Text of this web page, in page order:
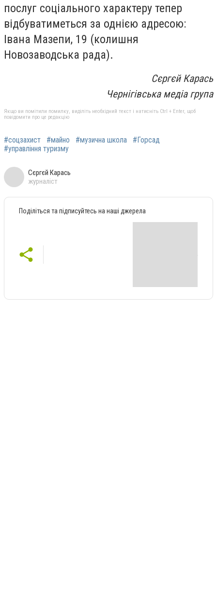
послуг соціального характеру тепер
відбуватиметься за однією адресою:
Івана Мазепи, 19 (колишня
Новозаводська рада).
Сєргєй Карась
Чернігівська медіа група
Якщо ви помітили помилку, виділіть необхідний текст і натисніть Ctrl + Enter, щоб
повідомити про це редакцію
#соцзахист #майно #музична школа
#Горсад
#управління туризму
Сєргєй Карась
журналіст
Поділіться та підписуйтесь на наші джерела